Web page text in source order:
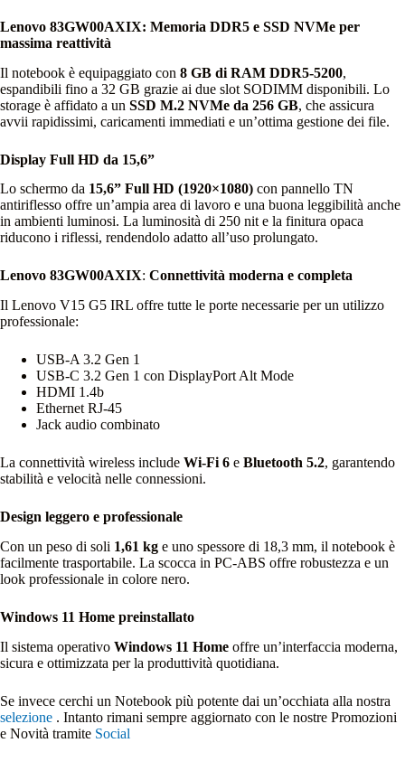
Lenovo 83GW00AXIX: Memoria DDR5 e SSD NVMe per
massima reattività
Il notebook è equipaggiato con 8 GB di RAM DDR5‑5200,
espandibili fino a 32 GB grazie ai due slot SODIMM disponibili. Lo
storage è affidato a un SSD M.2 NVMe da 256 GB, che assicura
avvii rapidissimi, caricamenti immediati e un’ottima gestione dei file.
Display Full HD da 15,6”
Lo schermo da 15,6” Full HD (1920×1080) con pannello TN
antiriflesso offre un’ampia area di lavoro e una buona leggibilità anche
in ambienti luminosi. La luminosità di 250 nit e la finitura opaca
riducono i riflessi, rendendolo adatto all’uso prolungato.
Lenovo 83GW00AXIX: Connettività moderna e completa
Il Lenovo V15 G5 IRL offre tutte le porte necessarie per un utilizzo
professionale:
USB‑A 3.2 Gen 1
USB‑C 3.2 Gen 1 con DisplayPort Alt Mode
HDMI 1.4b
Ethernet RJ‑45
Jack audio combinato
La connettività wireless include Wi‑Fi 6 e Bluetooth 5.2, garantendo
stabilità e velocità nelle connessioni.
Design leggero e professionale
Con un peso di soli 1,61 kg e uno spessore di 18,3 mm, il notebook è
facilmente trasportabile. La scocca in PC‑ABS offre robustezza e un
look professionale in colore nero.
Windows 11 Home preinstallato
Il sistema operativo Windows 11 Home offre un’interfaccia moderna,
sicura e ottimizzata per la produttività quotidiana.
Se invece cerchi un Notebook più potente dai un’occhiata alla nostra
selezione . Intanto rimani sempre aggiornato con le nostre Promozioni
e Novità tramite Social